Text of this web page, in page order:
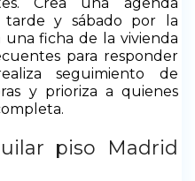
tarde y sábado por la
una ficha de la vivienda
para responder
seguimiento de
y prioriza a quienes
piso Madrid